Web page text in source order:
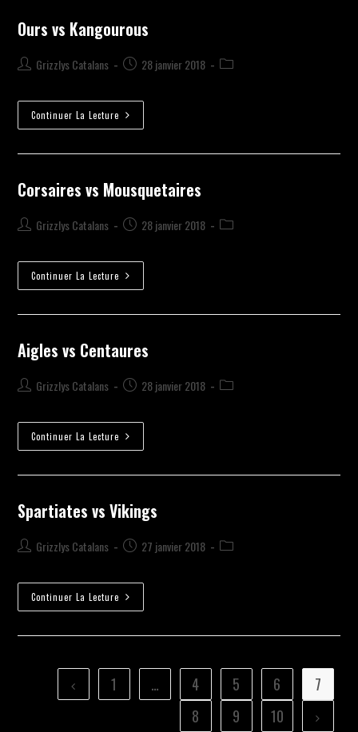
Ours vs Kangourous
Grizzlys Catalans 28 janvier 2018
Continuer La Lecture
Corsaires vs Mousquetaires
Grizzlys Catalans 28 janvier 2018
Continuer La Lecture
Aigles vs Centaures
Grizzlys Catalans 28 janvier 2018
Continuer La Lecture
Spartiates vs Vikings
Grizzlys Catalans 27 janvier 2018
Continuer La Lecture
1 … 4 5 6
7
8
9 10